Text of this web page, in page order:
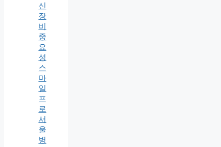
신
장
비
중
요
성
스
마
일
프
로
서
울
병